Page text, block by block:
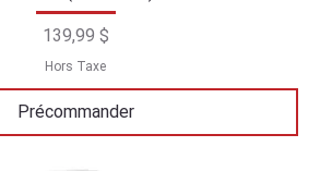
Prix
139,99 $
Hors Taxe
Précommander